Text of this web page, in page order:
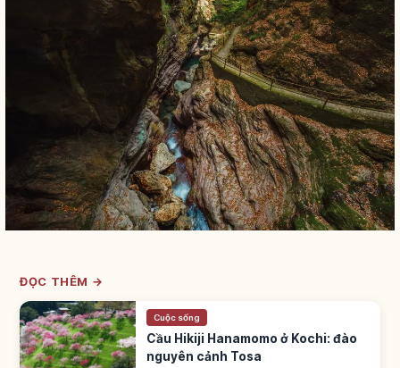
ĐỌC THÊM →
Cuộc sống
Cầu Hikiji Hanamomo ở Kochi: đào
nguyên cảnh Tosa